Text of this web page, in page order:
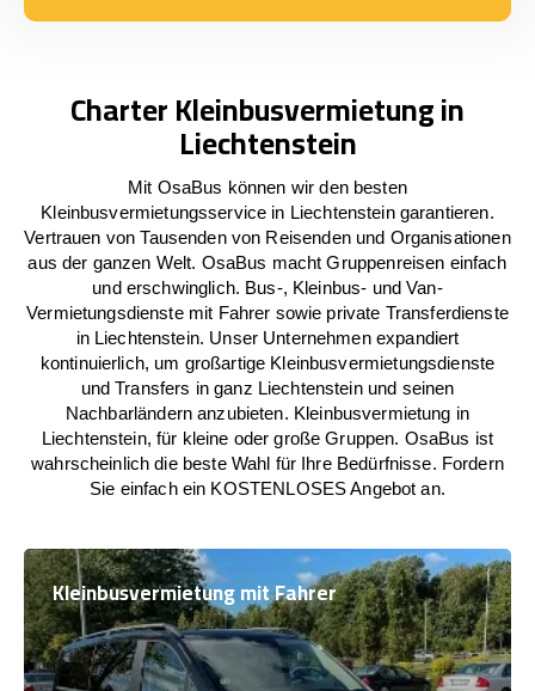
Charter Kleinbusvermietung in
Liechtenstein
Mit OsaBus können wir den besten
Kleinbusvermietungsservice in Liechtenstein garantieren.
Vertrauen von Tausenden von Reisenden und Organisationen
aus der ganzen Welt. OsaBus macht Gruppenreisen einfach
und erschwinglich. Bus-, Kleinbus- und Van-
Vermietungsdienste mit Fahrer sowie private Transferdienste
in Liechtenstein. Unser Unternehmen expandiert
kontinuierlich, um großartige Kleinbusvermietungsdienste
und Transfers in ganz Liechtenstein und seinen
Nachbarländern anzubieten. Kleinbusvermietung in
Liechtenstein, für kleine oder große Gruppen. OsaBus ist
wahrscheinlich die beste Wahl für Ihre Bedürfnisse. Fordern
Sie einfach ein KOSTENLOSES Angebot an.
Kleinbusvermietung mit Fahrer